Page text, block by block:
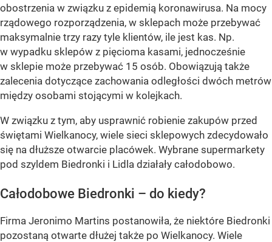
obostrzenia w związku z epidemią koronawirusa. Na mocy
rządowego rozporządzenia, w sklepach może przebywać
maksymalnie trzy razy tyle klientów, ile jest kas. Np.
w wypadku sklepów z pięcioma kasami, jednocześnie
w sklepie może przebywać 15 osób. Obowiązują także
zalecenia dotyczące zachowania odległości dwóch metrów
między osobami stojącymi w kolejkach.
W związku z tym, aby usprawnić robienie zakupów przed
świętami Wielkanocy, wiele sieci sklepowych zdecydowało
się na dłuższe otwarcie placówek. Wybrane supermarkety
pod szyldem Biedronki i Lidla działały całodobowo.
Całodobowe Biedronki – do kiedy?
Firma Jeronimo Martins postanowiła, że niektóre Biedronki
pozostaną otwarte dłużej także po Wielkanocy. Wiele